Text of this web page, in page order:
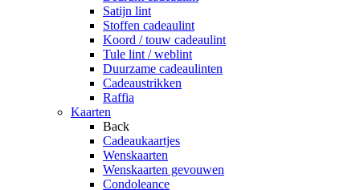
Satijn lint
Stoffen cadeaulint
Koord / touw cadeaulint
Tule lint / weblint
Duurzame cadeaulinten
Cadeaustrikken
Raffia
Kaarten
Back
Cadeaukaartjes
Wenskaarten
Wenskaarten gevouwen
Condoleance